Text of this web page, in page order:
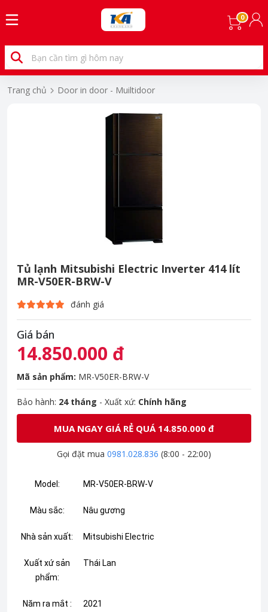
0
Trang chủ Door in door - Muiltidoor
Tủ lạnh Mitsubishi Electric Inverter 414 lít
MR-V50ER-BRW-V
đánh giá
Giá bán
14.850.000 đ
Mã sản phẩm: MR-V50ER-BRW-V
Bảo hành: 24 tháng - Xuất xứ: Chính hãng
MUA NGAY GIÁ RẺ QUÁ 14.850.000 đ
Gọi đặt mua 0981.028.836 (8:00 - 22:00)
Model: MR-V50ER-BRW-V
Màu sắc: Nâu gương
Nhà sản xuất: Mitsubishi Electric
Xuất xứ sản
phẩm:
Thái Lan
Năm ra mắt : 2021